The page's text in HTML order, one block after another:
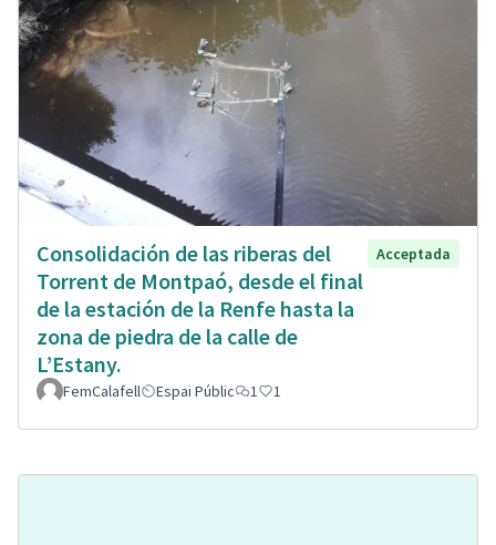
Consolidación de las riberas del
Torrent de Montpaó, desde el final
de la estación de la Renfe hasta la
zona de piedra de la calle de
L’Estany.
Acceptada
FemCalafell Espai Públic 1 1